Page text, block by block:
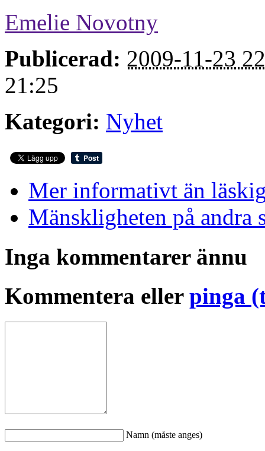
Emelie Novotny
Publicerad: 2009-11-23
21:25
Kategori: Nyhet
Mer informativt än
Mänskligheten på andra
Inga kommentarer ännu
Kommentera eller pinga
Namn (måste anges)